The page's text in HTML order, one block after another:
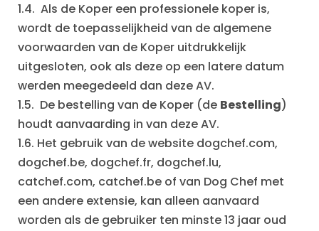
1.4. Als de Koper een professionele koper is,
wordt de toepasselijkheid van de algemene
voorwaarden van de Koper uitdrukkelijk
uitgesloten, ook als deze op een latere datum
werden meegedeeld dan deze AV.
1.5. De bestelling van de Koper (de Bestelling)
houdt aanvaarding in van deze AV.
1.6. Het gebruik van de website dogchef.com,
dogchef.be, dogchef.fr, dogchef.lu,
catchef.com, catchef.be of van Dog Chef met
een andere extensie, kan alleen aanvaard
worden als de gebruiker ten minste 13 jaar oud